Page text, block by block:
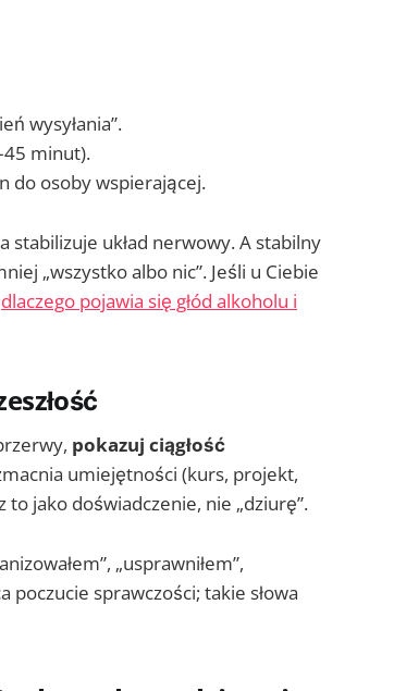
wysyłania”.
minut).
do osoby wspierającej.
układ nerwowy. A stabilny
„wszystko albo nic”. Jeśli u Ciebie
dlaczego pojawia się głód alkoholu i
pokazuj ciągłość
umiejętności (kurs, projekt,
jako doświadczenie, nie „dziurę”.
„usprawniłem”,
poczucie sprawczości; takie słowa